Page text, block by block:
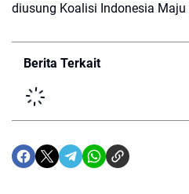
diusung Koalisi Indonesia
Berita Terkait